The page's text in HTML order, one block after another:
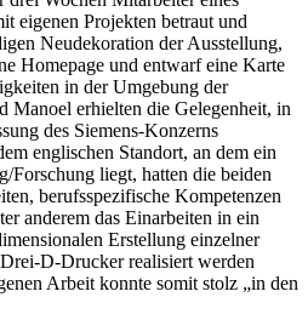
eigenen Projekten betraut und
Neudekoration der Ausstellung,
Homepage und entwarf eine Karte
in der Umgebung der
Manoel erhielten die Gelegenheit, in
des Siemens-Konzerns
englischen Standort, an dem ein
liegt, hatten die beiden
berufsspezifische Kompetenzen
anderem das Einarbeiten in ein
Erstellung einzelner
D-Drucker realisiert werden
Arbeit konnte somit stolz „in den